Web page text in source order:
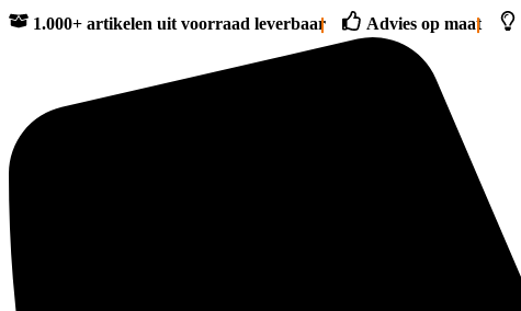
1.000+ artikelen uit voorraad leverbaar Advies op maat